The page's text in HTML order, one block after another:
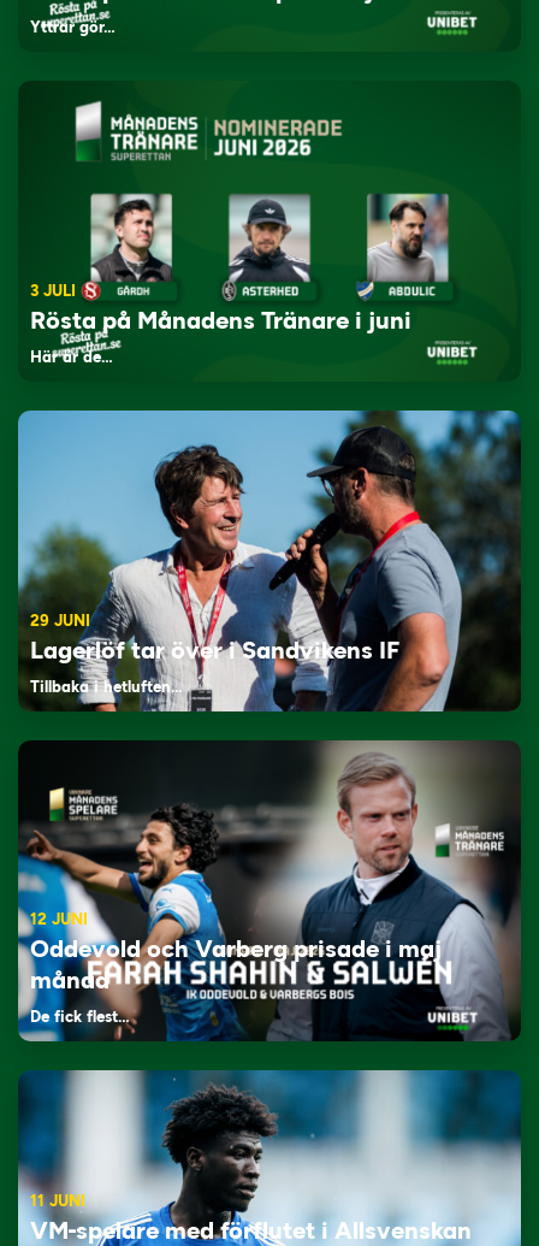
Yttrar gör…
3 JULI
Rösta på Månadens Tränare i juni
Här är de…
29 JUNI
Lagerlöf tar över i Sandvikens IF
Tillbaka i hetluften…
12 JUNI
Oddevold och Varberg prisade i maj
månad
De fick flest…
11 JUNI
VM-spelare med förflutet i Allsvenskan